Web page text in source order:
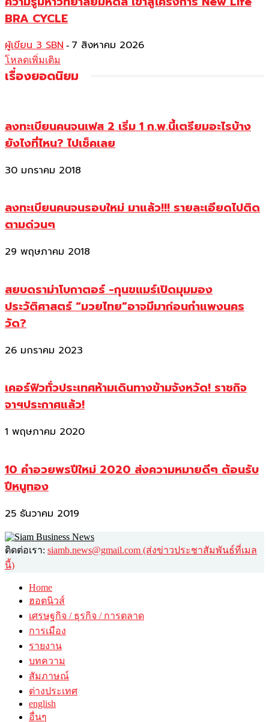
BRA CYCLE
ผู้เขียน 3 SBN - 7 สิงหาคม 2026
โหลดเพิ่มเติม
เรื่องยอดนิยม
ลงทะเบียนคนจนเฟส 2 เริ่ม 1 ก.พ.นี้เตรียมอะไรบ้าง
ยังไงที่ไหน? ไปเช็คเลย
30 มกราคม 2018
ลงทะเบียนคนจนรอบใหม่ มาแล้ว!!! รายละเอียดไปติด
ตามด่วนๆ
29 พฤษภาคม 2018
สยบดราม่าโบกาตอร์ -กุนขแมร์เปิดมุมมอง
ประวัติศาสตร์ “มวยไทย”อาจมีมาก่อนกำแพงนคร
วัด?
26 มกราคม 2023
เคอร์ฟิวทั่วประเทศห้ามเดินทางข้ามจังหวัด! ราชกิจ
จาฯประกาศแล้ว!
1 พฤษภาคม 2020
10 คำอวยพรปีใหม่ 2020 ส่งความหมายดีๆ ต้อนรับ
ปีหนูทอง
25 ธันวาคม 2019
ติดต่อเรา: siamb.news@gmail.com (ส่งข่าวประชาสัมพันธ์ที่เมล
นี้)
Home
ฮอตนิวส์
เศรษฐกิจ / ธุรกิจ / การตลาด
การเมือง
รายงาน
บทความ
สัมภาษณ์
ต่างประเทศ
english
อื่นๆ